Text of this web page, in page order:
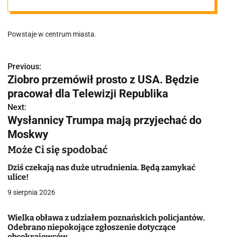
Poznania. Tak
dziś wygląda
plac budowy
Powstaje w centrum miasta.
N
a
w
i
g
a
c
a
Previous:
Ziobro przemówił prosto z USA. Będzie
pracował dla Telewizji Republika
Next:
Wysłannicy Trumpa mają przyjechać do
Moskwy
Może Ci się spodobać
Dziś czekają nas duże utrudnienia. Będą zamykać
ulice!
9 sierpnia 2026
Wielka obława z udziałem poznańskich policjantów.
Odebrano niepokojące zgłoszenie dotyczące